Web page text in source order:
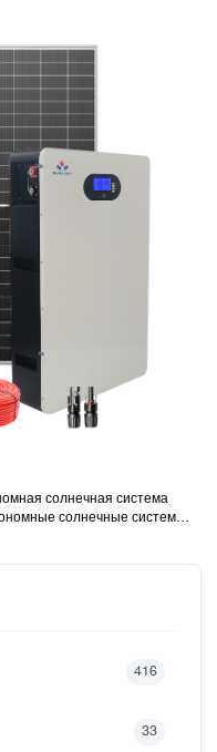
солнечная система
солнечные системы
416
33